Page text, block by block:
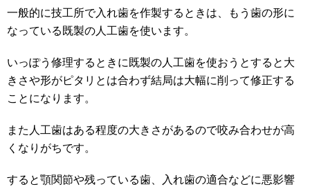
一般的に技工所で入れ歯を作製するときは、もう歯の形に
なっている既製の人工歯を使います。
いっぽう修理するときに既製の人工歯を使おうとすると大
きさや形がピタリとは合わず結局は大幅に削って修正する
ことになります。
また人工歯はある程度の大きさがあるので咬み合わせが高
くなりがちです。
すると顎関節や残っている歯、入れ歯の適合などに悪影響